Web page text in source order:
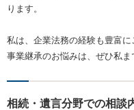
ります。
私は、企業法務の経験も豊富に
事業継承のお悩みは、ぜひ私ま
相続・遺言分野での相談